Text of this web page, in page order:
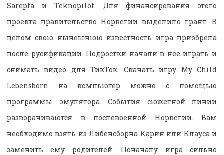
Sarepta и Teknopilot. Для финансирования этого
проекта правительство Норвегии выделило грант. В
целом свою нынешнюю известность игра приобрела
после русификации. Подростки начали в нее играть и
снимать видео для ТикТок. Скачать игру My Child
Lebensborn на компьютер можно с помощью
программы эмулятора. События сюжетной линии
разворачиваются в послевоенной Норвегии. Вам
необходимо взять из Либенсборна Карин или Клауса и
заменить ему родителей. Поначалу игра сильно